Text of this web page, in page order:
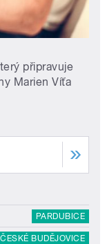
připravuje
Marien Víťa
PARDUBICE
ČESKÉ BUDĚJOVICE